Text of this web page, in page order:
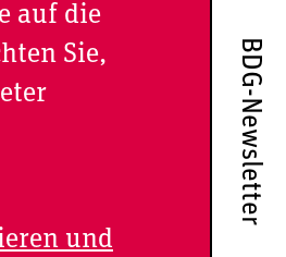
BDG-Newsletter
auf die
Sie,
und